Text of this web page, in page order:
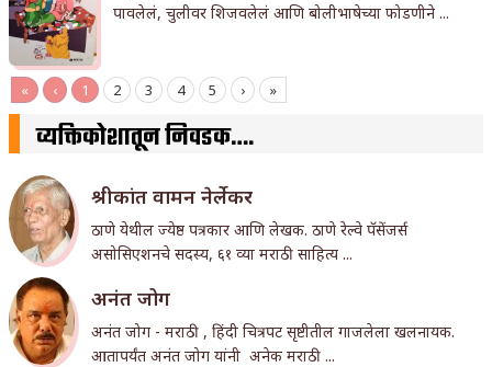
पावलेलं, चुलीवर शिजवलेलं आणि बोलीभाषेच्या फोडणीने ...
« ‹ 1 2 3 4 5 › »
व्यक्तिकोशातून निवडक….
श्रीकांत वामन नेर्लेकर
ठाणे येथील ज्येष्ठ पत्रकार आणि लेखक. ठाणे रेल्वे पॅसेंजर्स
असोसिएशनचे सदस्य, ६१ व्या मराठी साहित्य ...
अनंत जोग
अनंत जोग - मराठी , हिंदी चित्रपट सृष्टीतील गाजलेला खलनायक.
आतापर्यंत अनंत जोग यांनी अनेक मराठी ...